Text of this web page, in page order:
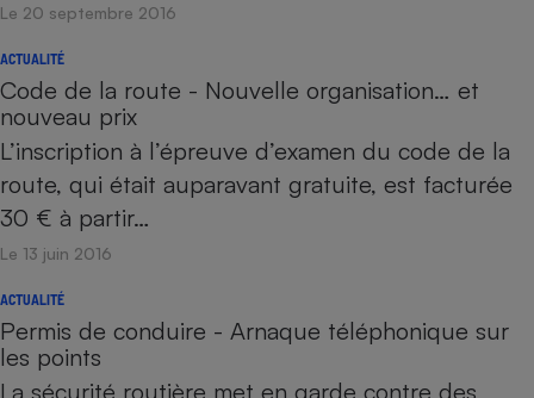
Le 20 septembre 2016
ACTUALITÉ
Code de la route - Nouvelle organisation… et
nouveau prix
L’inscription à l’épreuve d’examen du code de la
route, qui était auparavant gratuite, est facturée
30 € à partir…
Le 13 juin 2016
ACTUALITÉ
Permis de conduire - Arnaque téléphonique sur
les points
La sécurité routière met en garde contre des